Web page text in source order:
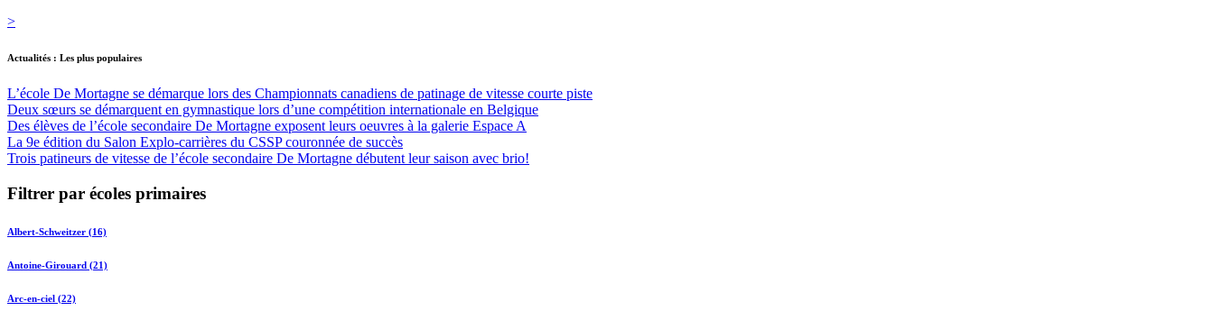
>
Actualités : Les plus populaires
L’école De Mortagne se démarque lors des Championnats canadiens de patinage de vitesse courte piste
Deux sœurs se démarquent en gymnastique lors d’une compétition internationale en Belgique
Des élèves de l’école secondaire De Mortagne exposent leurs oeuvres à la galerie Espace A
La 9e édition du Salon Explo-carrières du CSSP couronnée de succès
Trois patineurs de vitesse de l’école secondaire De Mortagne débutent leur saison avec brio!
Filtrer par écoles primaires
Albert-Schweitzer (16)
Antoine-Girouard (21)
Arc-en-ciel (22)